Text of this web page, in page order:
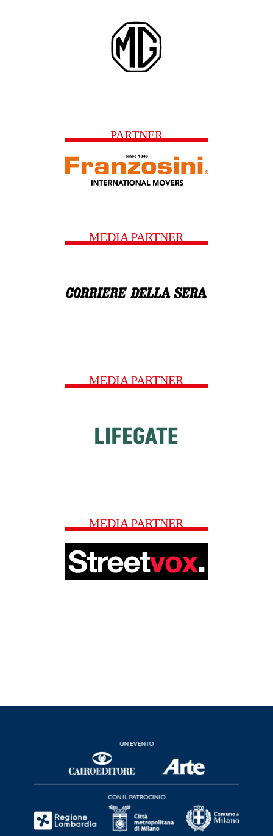
PARTNER
MEDIA PARTNER
MEDIA PARTNER
MEDIA PARTNER